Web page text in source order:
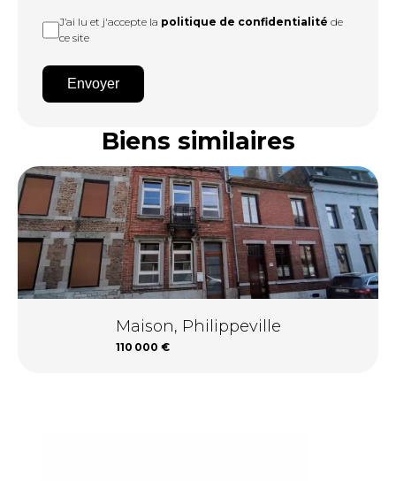
J’ai lu et j'accepte la politique de confidentialité de
ce site
Envoyer
Biens similaires
Maison, Philippeville
110 000 €